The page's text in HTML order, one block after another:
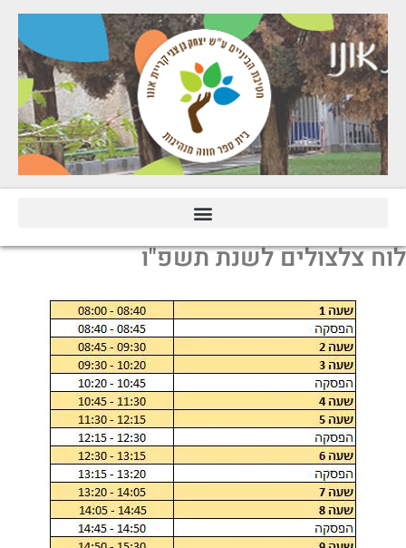
צלצולים לשנת תשפ"ו